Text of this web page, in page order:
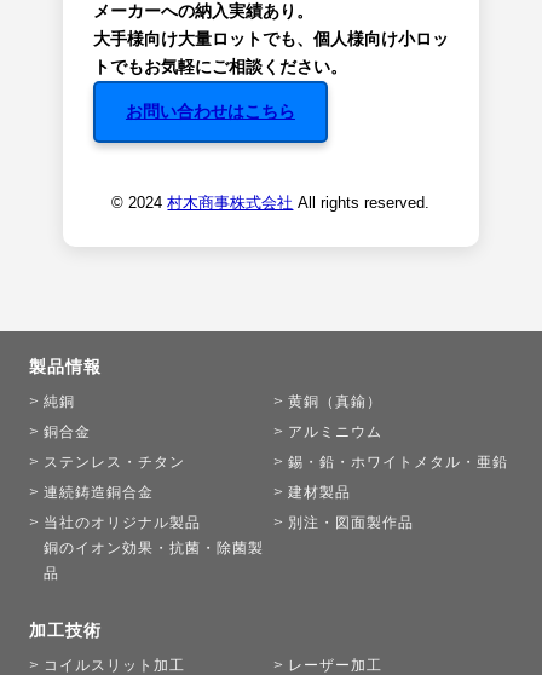
メーカーへの納入実績あり。
大手様向け大量ロットでも、個人様向け小ロッ
トでもお気軽にご相談ください。
お問い合わせはこちら
© 2024村木商事株式会社 All rights reserved.
製品情報
純銅
黄銅（真鍮）
銅合金
アルミニウム
ステンレス・チタン
錫・鉛・ホワイトメタル・亜鉛
連続鋳造銅合金
建材製品
当社のオリジナル製品
銅のイオン効果・抗菌・除菌製
品
別注・図面製作品
加工技術
コイルスリット加工
レーザー加工